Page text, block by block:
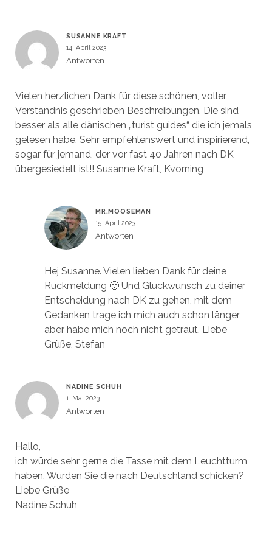
SUSANNE KRAFT
14. April 2023
Antworten
Vielen herzlichen Dank für diese schönen, voller
Verständnis geschrieben Beschreibungen. Die sind
besser als alle dänischen „turist guides“ die ich jemals
gelesen habe. Sehr empfehlenswert und inspirierend,
sogar für jemand, der vor fast 40 Jahren nach DK
übergesiedelt ist!! Susanne Kraft, Kvorning
MR.MOOSEMAN
15. April 2023
Antworten
Hej Susanne. Vielen lieben Dank für deine
Rückmeldung 🙂 Und Glückwunsch zu deiner
Entscheidung nach DK zu gehen, mit dem
Gedanken trage ich mich auch schon länger
aber habe mich noch nicht getraut. Liebe
Grüße, Stefan
NADINE SCHUH
1. Mai 2023
Antworten
Hallo,
ich würde sehr gerne die Tasse mit dem Leuchtturm
haben. Würden Sie die nach Deutschland schicken?
Liebe Grüße
Nadine Schuh